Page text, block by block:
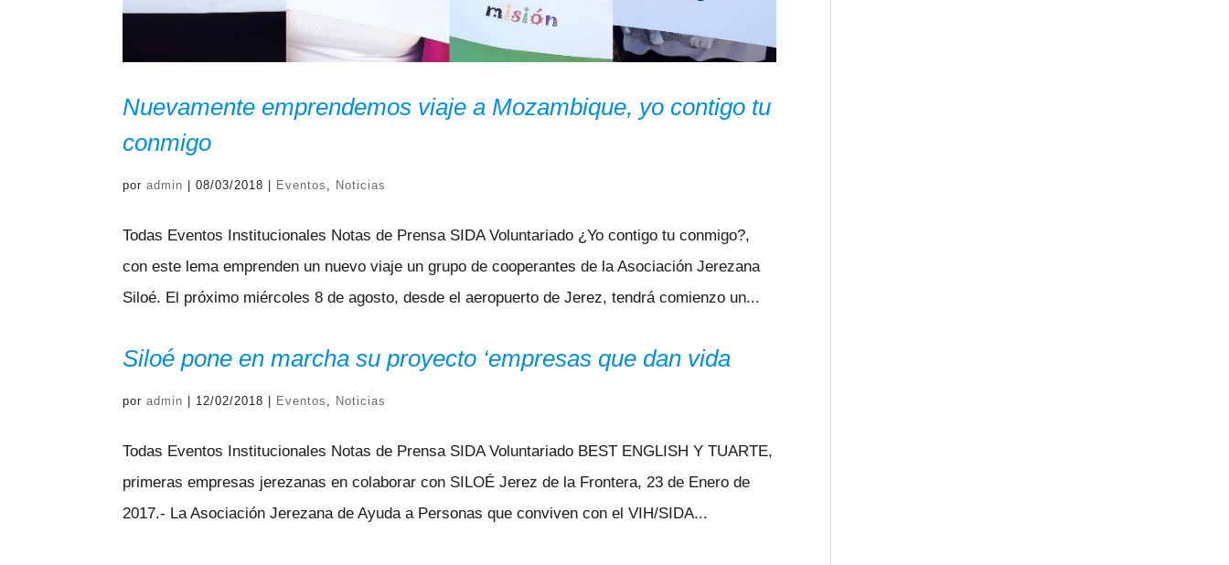
Nuevamente emprendemos viaje a Mozambique, yo contigo tu
conmigo
poradmin |08/03/2018 Eventos , Noticias
Todas Eventos Institucionales Notas de Prensa SIDA Voluntariado ¿Yo contigo tu conmigo?,
con este lema emprenden un nuevo viaje un grupo de cooperantes de la Asociación Jerezana
Siloé. El próximo miércoles 8 de agosto, desde el aeropuerto de Jerez, tendrá comienzo un...
Siloé pone en marcha su proyecto ‘empresas que dan vida
poradmin 12/02/2018 Eventos , Noticias
Todas Eventos Institucionales Notas de Prensa SIDA Voluntariado BEST ENGLISH Y TUARTE,
primeras empresas jerezanas en colaborar con SILOÉ Jerez de la Frontera, 23 de Enero de
2017.- La Asociación Jerezana de Ayuda a Personas que conviven con el VIH/SIDA...